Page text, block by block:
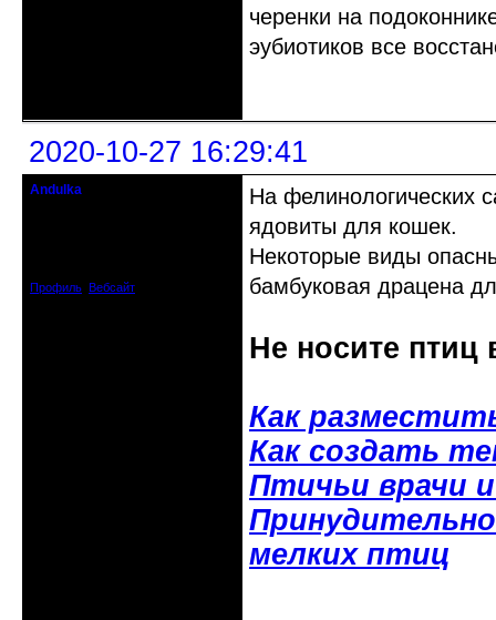
черенки на
эубиотиков все
2020-10-27 16:29:41
Andulka
Профиль Вебсайт
На фелинологических
ядовиты для кошек.
Некоторые виды
бамбуковая драцена
Не носите птиц
Как
Как создать
Птичьи врачи
мелких птиц